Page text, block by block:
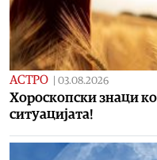
АСТРО 03.08.2026
Хороскопски знаци
ситуацијата!